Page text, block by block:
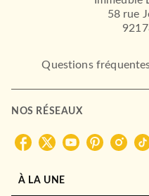
58 rue
Questions
NOS RÉSEAUX
À LA UNE